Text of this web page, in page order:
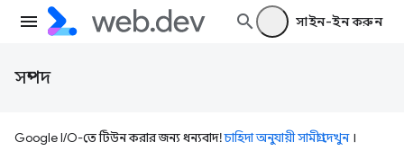
সাইন-ইন করুন
সম্পদ
Google I/O-তে টিউন করার জন্য ধন্যবাদ!চাহিদা অনুযায়ী সামগ্রী দেখুন।